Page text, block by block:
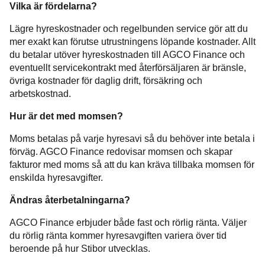
Vilka är fördelarna?
Lägre hyreskostnader och regelbunden service gör att du
mer exakt kan förutse utrustningens löpande kostnader. Allt
du betalar utöver hyreskostnaden till AGCO Finance och
eventuellt servicekontrakt med återförsäljaren är bränsle,
övriga kostnader för daglig drift, försäkring och
arbetskostnad.
Hur är det med momsen?
Moms betalas på varje hyresavi så du behöver inte betala i
förväg. AGCO Finance redovisar momsen och skapar
fakturor med moms så att du kan kräva tillbaka momsen för
enskilda hyresavgifter.
Ändras återbetalningarna?
AGCO Finance erbjuder både fast och rörlig ränta. Väljer
du rörlig ränta kommer hyresavgiften variera över tid
beroende på hur Stibor utvecklas.